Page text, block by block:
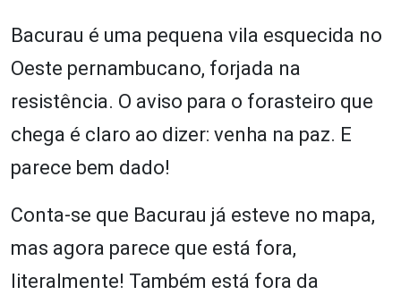
Bacurau é uma pequena vila esquecida no
Oeste pernambucano, forjada na
resistência. O aviso para o forasteiro que
chega é claro ao dizer: venha na paz. E
parece bem dado!
Conta-se que Bacurau já esteve no mapa,
mas agora parece que está fora,
literalmente! Também está fora da